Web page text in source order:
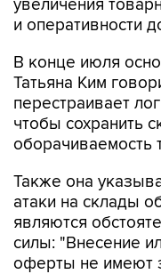
В конце июля
перестраивает
чтобы сохранить
оборачиваемость
Также она
являются
силы: "Внесение
оферты не имеют
потери по